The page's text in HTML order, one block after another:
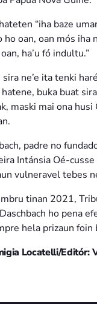
“iha baze
ho oan, oan mós iha
ha’u fó indultu.”
sira ne’e ita tenki
buka buat
maski mai ona
padre no
Intánsia Oé-
vulneravel tebes
tinan 2021,
ho pena
hela prizaun
Locatelli/Editór: